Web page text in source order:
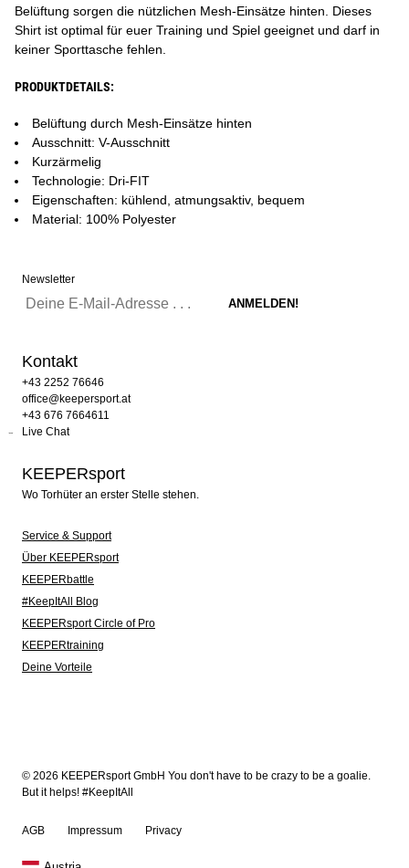
Belüftung sorgen die nützlichen Mesh-Einsätze hinten. Dieses
Shirt ist optimal für euer Training und Spiel geeignet und darf in
keiner Sporttasche fehlen.
PRODUKTDETAILS:
Belüftung durch Mesh-Einsätze hinten
Ausschnitt: V-Ausschnitt
Kurzärmelig
Technologie: Dri-FIT
Eigenschaften: kühlend, atmungsaktiv, bequem
Material: 100% Polyester
Newsletter
Kontakt
+43 2252 76646
office@keepersport.at
+43 676 7664611
Live Chat
KEEPERsport
Wo Torhüter an erster Stelle stehen.
Service & Support
Über KEEPERsport
KEEPERbattle
#KeepItAll Blog
KEEPERsport Circle of Pro
KEEPERtraining
Deine Vorteile
© 2026 KEEPERsport GmbH You don't have to be crazy to be a goalie.
But it helps! #KeepItAll
AGB Impressum Privacy